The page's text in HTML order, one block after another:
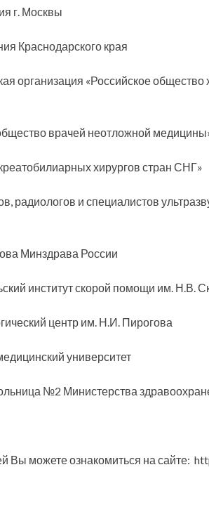
г. Москвы
Краснодарского края
организация «Российское общество
врачей неотложной
хирургов стран СНГ»
и специалистов
Минздрава России
институт скорой помощи им. Н.В.
центр им. Н.И. Пирогова
университет
№2 Министерства
Вы можете ознакомиться на сайте: